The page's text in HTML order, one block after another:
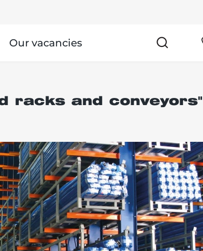
Our vacancies
racks and conveyors"